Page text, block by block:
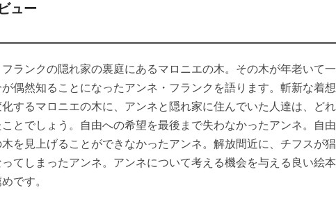
ュー
ランクの隠れ家の裏庭にあるマロニエの木。その木が年老いて
偶然知ることになったアンネ・フランクを語ります。斬新な着
化するマロニエの木に、アンネと隠れ家に住んでいた人達は、ど
とでしょう。自由への希望を最後まで失わなかったアンネ。自
木を見上げることができなかったアンネ。解放間近に、チフスが
てしまったアンネ。アンネについて考える機会を与える良い絵
です。